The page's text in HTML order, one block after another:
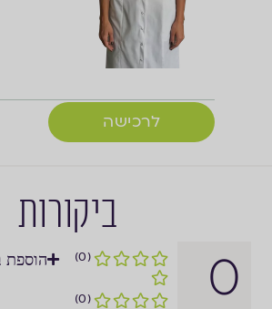
לרכישה
ביקורות
(0)
(0) 0 הוספת